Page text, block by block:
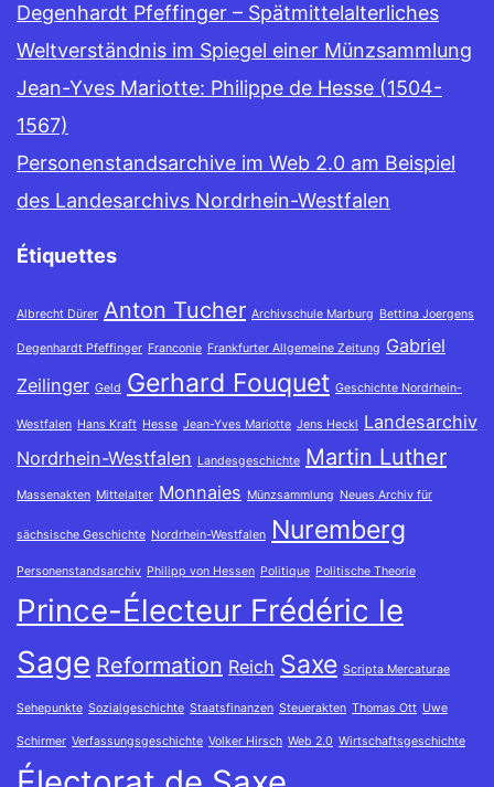
Degenhardt Pfeffinger – Spätmittelalterliches
Weltverständnis im Spiegel einer Münzsammlung
Jean-Yves Mariotte: Philippe de Hesse (1504-
1567)
Personenstandsarchive im Web 2.0 am Beispiel
des Landesarchivs Nordrhein-Westfalen
Étiquettes
Albrecht Dürer Anton Tucher Archivschule Marburg Bettina Joergens
Degenhardt Pfeffinger Franconie Frankfurter Allgemeine Zeitung Gabriel
Zeilinger Geld Gerhard Fouquet Geschichte Nordrhein-
Westfalen Hans Kraft Hesse Jean-Yves Mariotte Jens Heckl Landesarchiv
Nordrhein-Westfalen Landesgeschichte Martin Luther
Massenakten Mittelalter Monnaies Münzsammlung Neues Archiv für
sächsische Geschichte Nordrhein-Westfalen Nuremberg
Personenstandsarchiv Philipp von Hessen Politique Politische Theorie
Prince-Électeur Frédéric le
Sage Reformation Reich Saxe Scripta Mercaturae
Sehepunkte Sozialgeschichte Staatsfinanzen Steuerakten Thomas Ott Uwe
Schirmer Verfassungsgeschichte Volker Hirsch Web 2.0 Wirtschaftsgeschichte